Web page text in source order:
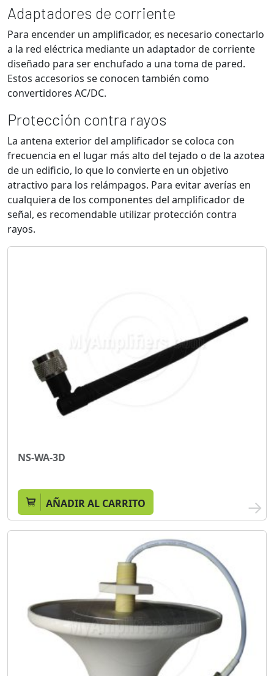
Adaptadores de corriente
Para encender un amplificador, es necesario conectarlo
a la red eléctrica mediante un adaptador de corriente
diseñado para ser enchufado a una toma de pared.
Estos accesorios se conocen también como
convertidores AC/DC.
Protección contra rayos
La antena exterior del amplificador se coloca con
frecuencia en el lugar más alto del tejado o de la azotea
de un edificio, lo que lo convierte en un objetivo
atractivo para los relámpagos. Para evitar averías en
cualquiera de los componentes del amplificador de
señal, es recomendable utilizar protección contra
rayos.
NS-WA-3D
AÑADIR AL CARRITO